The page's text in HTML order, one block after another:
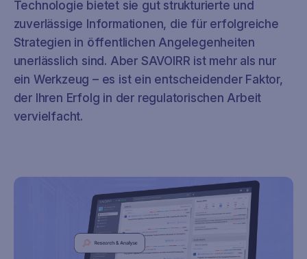
Technologie bietet sie gut strukturierte und
zuverlässige Informationen, die für erfolgreiche
Strategien in öffentlichen Angelegenheiten
unerlässlich sind. Aber SAVOIRR ist mehr als nur
ein Werkzeug – es ist ein entscheidender Faktor,
der Ihren Erfolg in der regulatorischen Arbeit
vervielfacht.